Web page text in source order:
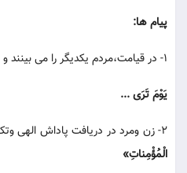
پیام ها:
1- در قیامت،مردم یکدیگر را می بینند و از وضعیّت دیگران آگاه می شوند.
یَوْمَ تَرَی ...
2- زن ومرد در دریافت پاداش الهی وتکامل معنوی یکسانند.
الْمُؤْمِناتِ»